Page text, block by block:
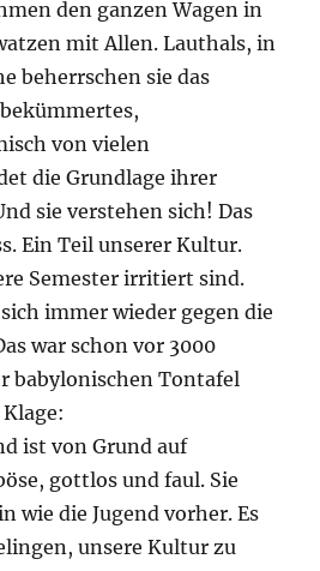
den ganzen Wagen in
mit Allen. Lauthals, in
beherrschen sie das
von vielen
die Grundlage ihrer
sie verstehen sich! Das
Ein Teil unserer Kultur.
Semester irritiert sind.
immer wieder gegen die
war schon vor 3000
babylonischen Tontafel
ist von Grund auf
gottlos und faul. Sie
wie die Jugend vorher. Es
unsere Kultur zu